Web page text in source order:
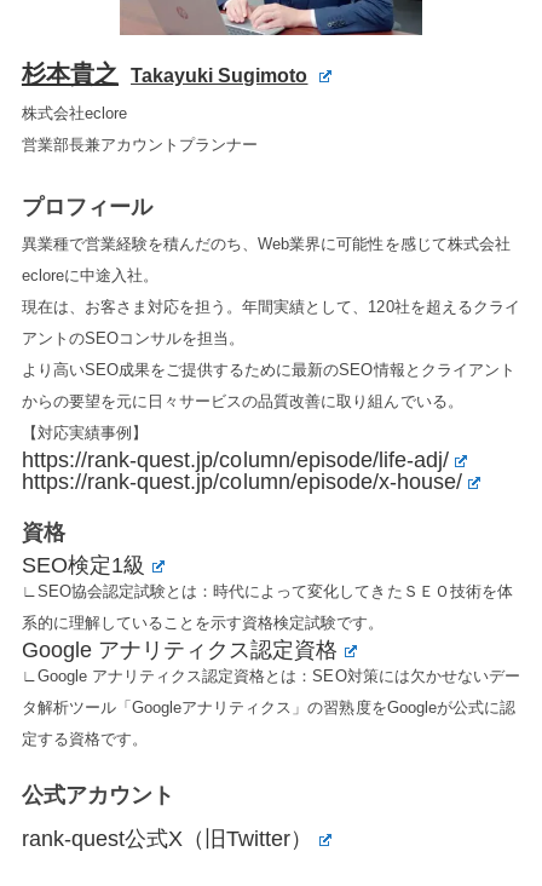
杉本貴之 Takayuki Sugimoto
株式会社eclore
営業部長兼アカウントプランナー
プロフィール
異業種で営業経験を積んだのち、Web業界に可能性を感じて株式会社
ecloreに中途入社。
現在は、お客さま対応を担う。年間実績として、120社を超えるクライ
アントのSEOコンサルを担当。
より高いSEO成果をご提供するために最新のSEO情報とクライアント
からの要望を元に日々サービスの品質改善に取り組んでいる。
【対応実績事例】
https://rank-quest.jp/column/episode/life-adj/
https://rank-quest.jp/column/episode/x-house/
資格
SEO検定1級
∟SEO協会認定試験とは：時代によって変化してきたＳＥＯ技術を体
系的に理解していることを示す資格検定試験です。
Google アナリティクス認定資格
∟Google アナリティクス認定資格とは：SEO対策には欠かせないデー
タ解析ツール「Googleアナリティクス」の習熟度をGoogleが公式に認
定する資格です。
公式アカウント
rank-quest公式X（旧Twitter）